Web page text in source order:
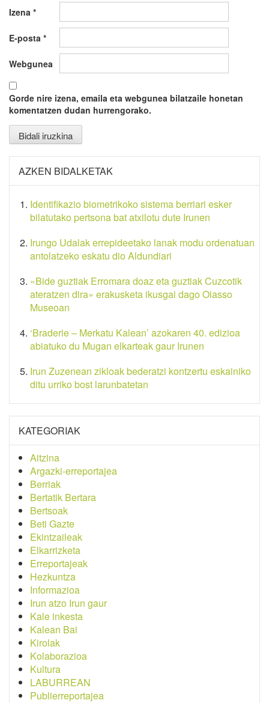
Izena *
E-posta *
Webgunea
Gorde nire izena, emaila eta webgunea bilatzaile honetan
komentatzen dudan hurrengorako.
AZKEN BIDALKETAK
Identifikazio biometrikoko sistema berriari esker
bilatutako pertsona bat atxilotu dute Irunen
Irungo Udalak errepideetako lanak modu ordenatuan
antolatzeko eskatu dio Aldundiari
«Bide guztiak Erromara doaz eta guztiak Cuzcotik
ateratzen dira» erakusketa ikusgai dago Oiasso
Museoan
‘Braderie – Merkatu Kalean’ azokaren 40. edizioa
abiatuko du Mugan elkarteak gaur Irunen
Irun Zuzenean zikloak bederatzi kontzertu eskainiko
ditu urriko bost larunbatetan
KATEGORIAK
Aitzina
Argazki-erreportajea
Berriak
Bertatik Bertara
Bertsoak
Beti Gazte
Ekintzaileak
Elkarrizketa
Erreportajeak
Hezkuntza
Informazioa
Irun atzo Irun gaur
Kale inkesta
Kalean Bai
Kirolak
Kolaborazioa
Kultura
LABURREAN
Publierreportajea